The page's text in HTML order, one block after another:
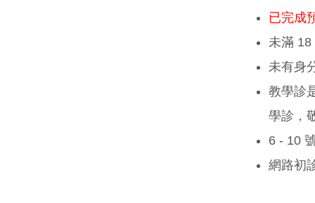
已完成
未滿 18
未有身
教學診
學診，
6 - 10
網路初